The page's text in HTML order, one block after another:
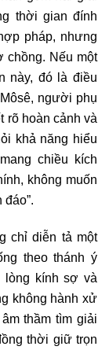
thời gian đính
pháp, nhưng
chồng. Nếu một
này, đó là điều
người phụ
rõ hoàn cảnh và
khả năng hiểu
chiều kích
không muốn
chỉ diễn tả một
theo thánh ý
lòng kính sợ và
không hành xử
thầm tìm giải
thời giữ trọn